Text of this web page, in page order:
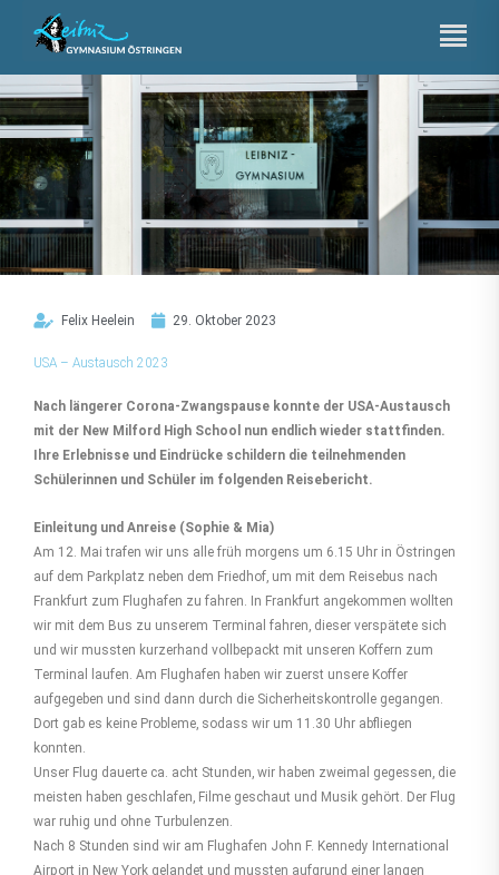
Felix Heelein 29. Oktober 2023
USA – Austausch 2023
Nach längerer Corona-Zwangspause konnte der USA-Austausch
mit der New Milford High School nun endlich wieder stattfinden.
Ihre Erlebnisse und Eindrücke schildern die teilnehmenden
Schülerinnen und Schüler im folgenden Reisebericht.
Einleitung und Anreise (Sophie & Mia)
Am 12. Mai trafen wir uns alle früh morgens um 6.15 Uhr in Östringen
auf dem Parkplatz neben dem Friedhof, um mit dem Reisebus nach
Frankfurt zum Flughafen zu fahren. In Frankfurt angekommen wollten
wir mit dem Bus zu unserem Terminal fahren, dieser verspätete sich
und wir mussten kurzerhand vollbepackt mit unseren Koffern zum
Terminal laufen. Am Flughafen haben wir zuerst unsere Koffer
aufgegeben und sind dann durch die Sicherheitskontrolle gegangen.
Dort gab es keine Probleme, sodass wir um 11.30 Uhr abfliegen
konnten.
Unser Flug dauerte ca. acht Stunden, wir haben zweimal gegessen, die
meisten haben geschlafen, Filme geschaut und Musik gehört. Der Flug
war ruhig und ohne Turbulenzen.
Nach 8 Stunden sind wir am Flughafen John F. Kennedy International
Airport in New York gelandet und mussten aufgrund einer langen